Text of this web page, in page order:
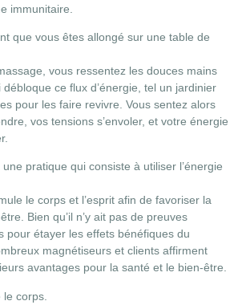
immunitaire.
que vous êtes allongé sur une table de
vous ressentez les douces mains
ce flux d’énergie, tel un jardinier
pour les faire revivre. Vous sentez alors
vos tensions s’envoler, et votre énergie
pratique qui consiste à utiliser l’énergie
le corps et l’esprit afin de favoriser la
Bien qu’il n’y ait pas de preuves
pour étayer les effets bénéfiques du
magnétiseurs et clients affirment
avantages pour la santé et le bien-être.
corps.